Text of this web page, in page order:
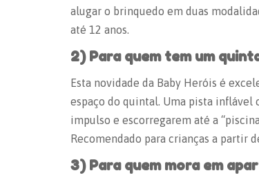
alugar o brinquedo em duas
até 12 anos.
2) Para quem tem um
Esta novidade da Baby Heróis é
espaço do quintal. Uma pista inflável
impulso e escorregarem até a
Recomendado para crianças a partir
3) Para quem mora em